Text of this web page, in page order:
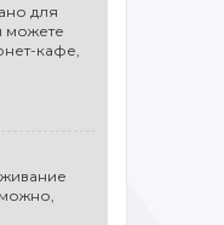
для
можете
кафе,